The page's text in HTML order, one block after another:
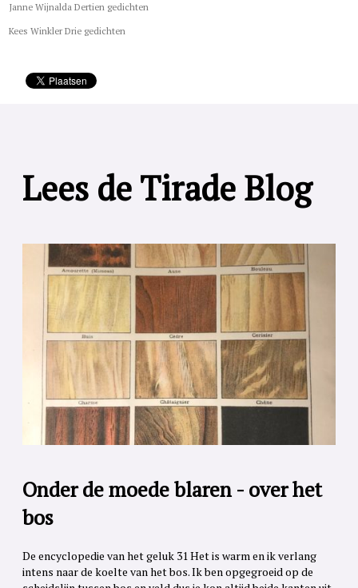
Janne Wijnalda Dertien gedichten
Kees Winkler Drie gedichten
Lees de Tirade Blog
Onder de moede blaren - over het
bos
De encyclopedie van het geluk 31 Het is warm en ik verlang
intens naar de koelte van het bos. Ik ben opgegroeid op de